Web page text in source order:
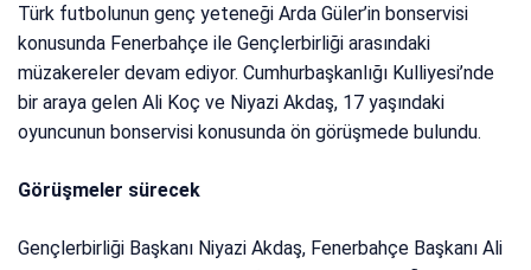
Türk futbolunun genç yeteneği Arda Güler’in bonservisi
konusunda Fenerbahçe ile Gençlerbirliği arasındaki
müzakereler devam ediyor. Cumhurbaşkanlığı Kulliyesi’nde
bir araya gelen Ali Koç ve Niyazi Akdaş, 17 yaşındaki
oyuncunun bonservisi konusunda ön görüşmede bulundu.
Görüşmeler sürecek
Gençlerbirliği Başkanı Niyazi Akdaş, Fenerbahçe Başkanı Ali